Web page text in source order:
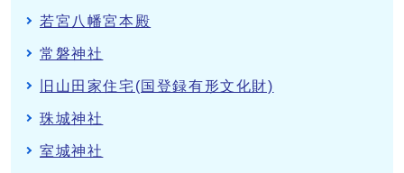
若宮八幡宮本殿
常磐神社
旧山田家住宅(国登録有形文化財)
珠城神社
室城神社